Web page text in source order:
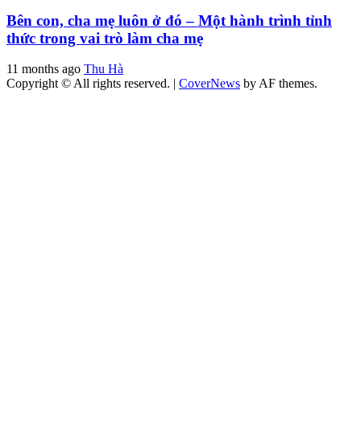
Bên con, cha mẹ luôn ở đó – Một hành trình tỉnh
thức trong vai trò làm cha mẹ
11 months ago Thu Hà
Copyright © All rights reserved. | CoverNews by AF themes.